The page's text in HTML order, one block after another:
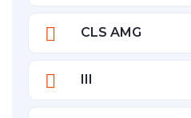
CLS AMG
III